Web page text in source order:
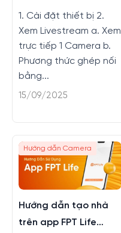
FPT Life
1. Cài đặt thiết bị 2.
Xem Livestream a. Xem
trực tiếp 1 Camera b.
Phương thức ghép nối
bằng...
15/09/2025
Hướng dẫn Camera
Hướng dẫn tạo nhà
trên app FPT Life